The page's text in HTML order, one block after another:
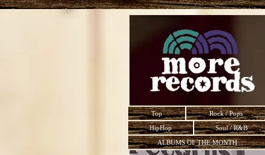
Top Rock / Pops
HipHop
Soul / R&B
ALBUMS OF THE MONTH